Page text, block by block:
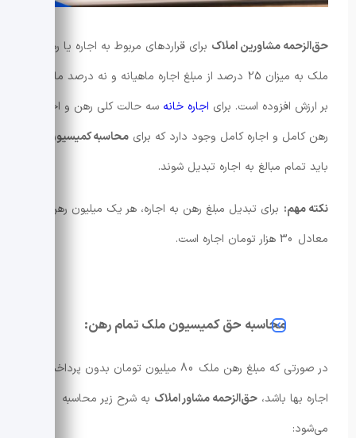
حق‌الزحمه مشاورین املاک برای قراردهای مربوط به اجاره یا رهن
ملک به میزان 25 درصد از مبلغ اجاره ماهیانه و نه درصد مالیات
بر ارزش افزوده است. برای اجاره خانه سه حالت کلی رهن و اجاره،
رهن کامل و اجاره کامل وجود دارد که برای محاسبه کمیسیون
باید تمام مبالغ به اجاره تبدیل شوند.
نکته مهم: برای تبدیل مبلغ رهن به اجاره، هر یک میلیون رهن
معادل 30 هزار تومان اجاره است.
محاسبه حق کمیسیون ملک تمام رهن:
در صورتی که مبلغ رهن ملک 80 میلیون تومان بدون پرداخت
اجاره بها باشد، حق‌الزحمه مشاور املاک به شرح زیر محاسبه
می‌شود: